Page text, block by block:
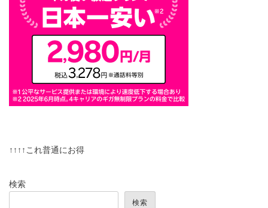
↑↑↑↑これ普通にお得
検索
検索